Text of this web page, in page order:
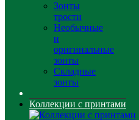
Зонты
трости
Необычные
и
оригинальные
зонты
Складные
зонты
Коллекции с принтами